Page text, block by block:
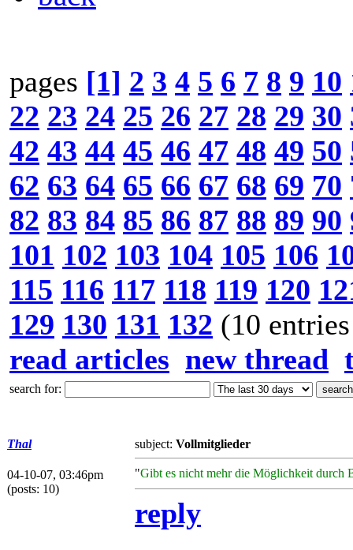
pages [1] 2 3 4 5 6 7 8 9 10
22 23 24 25 26 27 28 29 30
42 43 44 45 46 47 48 49 50
62 63 64 65 66 67 68 69 70
82 83 84 85 86 87 88 89 90
101 102 103 104 105 106
115 116 117 118 119 120
129 130 131 132 (10
read articles new thread
search for:
Thal
04-10-07, 03:46pm
(posts: 10)
subject: Vollmitglieder
"Gibt es nicht mehr die Möglichkeit durch
reply